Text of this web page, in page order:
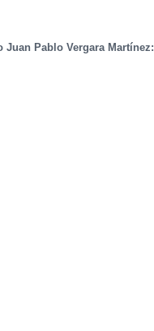
Juan Pablo Vergara Martínez: